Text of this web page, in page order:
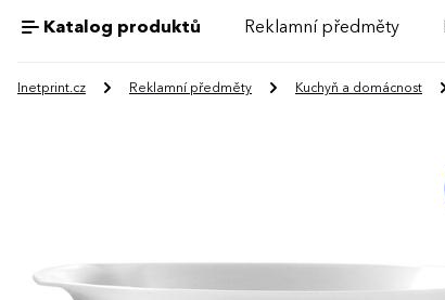
Katalog produktů Reklamní předměty
Inetprint.cz Reklamní předměty Kuchyň a domácnost